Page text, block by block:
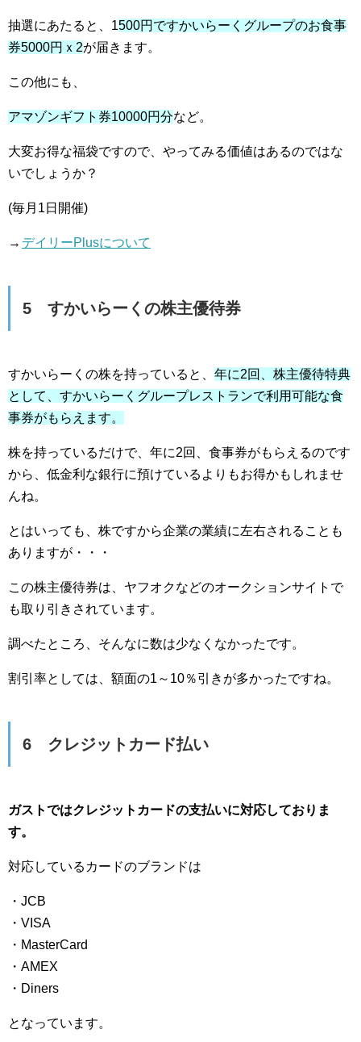
抽選にあたると、1500円ですかいらーくグループのお食事
券5000円ｘ2が届きます。
この他にも、
アマゾンギフト券10000円分など。
大変お得な福袋ですので、やってみる価値はあるのではな
いでしょうか？
(毎月1日開催)
→ デイリーPlusについて
5 すかいらーくの株主優待券
すかいらーくの株を持っていると、 年に2回、株主優待特典
として、すかいらーくグループレストランで利用可能な食
事券がもらえます。
株を持っているだけで、年に2回、食事券がもらえるのです
から、低金利な銀行に預けているよりもお得かもしれませ
んね。
とはいっても、株ですから企業の業績に左右されることも
ありますが・・・
この株主優待券は、ヤフオクなどのオークションサイトで
も取り引きされています。
調べたところ、そんなに数は少なくなかったです。
割引率としては、額面の1～10％引きが多かったですね。
6 クレジットカード払い
ガストではクレジットカードの支払いに対応しておりま
す。
対応しているカードのブランドは
・JCB
・VISA
・MasterCard
・AMEX
・Diners
となっています。